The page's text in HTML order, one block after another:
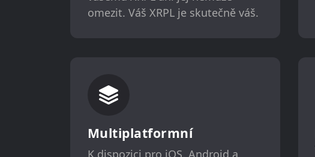
omezit. Váš XRPL je skutečně váš.
Multiplatformní